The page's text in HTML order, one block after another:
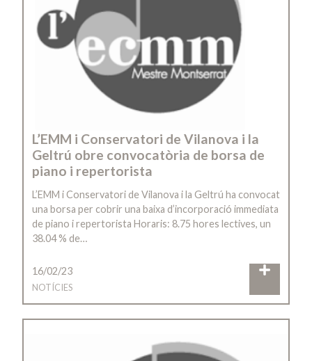
L’EMM i Conservatori de Vilanova i la
Geltrú obre convocatòria de borsa de
piano i repertorista
L’EMM i Conservatori de Vilanova i la Geltrú ha convocat
una borsa per cobrir una baixa d’incorporació immediata
de piano i repertorista Horaris: 8.75 hores lectives, un
38.04 % de…
16/02/23
NOTÍCIES